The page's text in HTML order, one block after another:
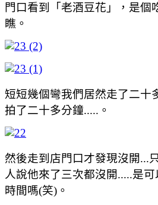
門口看到「老酒豆花」，是個
瞧。
短短幾個彎我們居然走了二十
拍了二十多分鐘.....。
然後走到店門口才發現沒開...
人說他來了三次都沒開.....是
時間嗎(笑)。